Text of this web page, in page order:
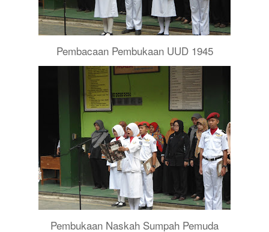
Pembacaan Pembukaan UUD 1945
Pembukaan Naskah Sumpah Pemuda